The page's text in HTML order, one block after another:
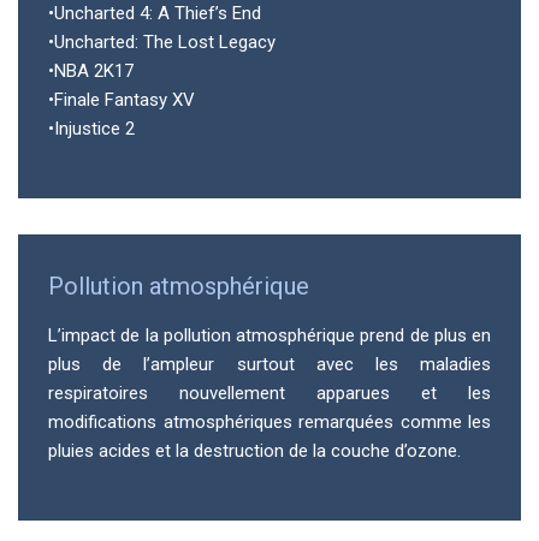
•Uncharted 4: A Thief’s End
•Uncharted: The Lost Legacy
•NBA 2K17
•Finale Fantasy XV
•Injustice 2
Pollution atmosphérique
L’impact de la pollution atmosphérique prend de plus en
plus de l’ampleur surtout avec les maladies
respiratoires nouvellement apparues et les
modifications atmosphériques remarquées comme les
pluies acides et la destruction de la couche d’ozone.